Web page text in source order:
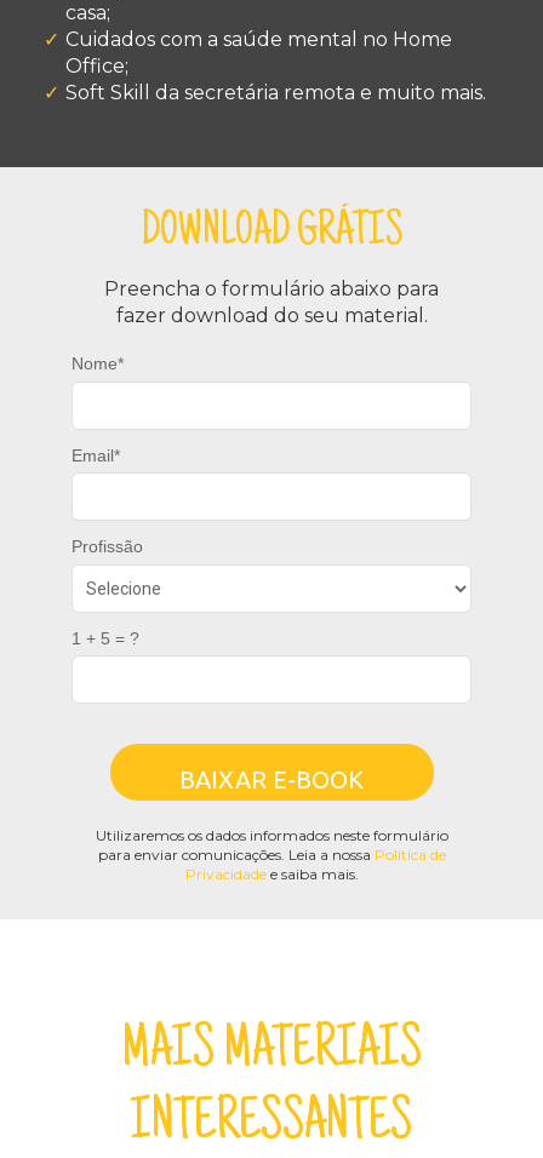
casa;
Cuidados com a saúde mental no Home
Office;
Soft Skill da secretária remota e muito mais.
DOWNLOAD GRÁTIS
Preencha o formulário abaixo para
fazer download do seu material.
Nome*
Email*
Profissão
1 + 5 = ?
BAIXAR E-BOOK
Utilizaremos os dados informados neste formulário
para enviar comunicações. Leia a nossa Política de
Privacidadee saiba mais.
MAIS MATERIAIS
INTERESSANTES